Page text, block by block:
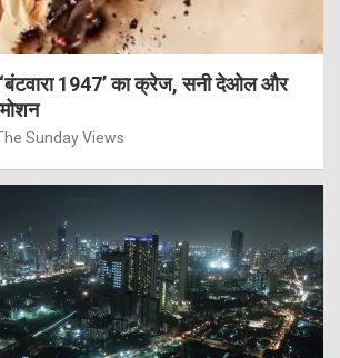
1947’ का क्रेज, सनी देओल और
Sunday Views